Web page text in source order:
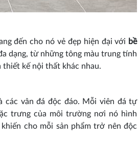
đến cho nó vẻ đẹp hiện đại với bề
dạng, từ những tông màu trung tính
thiết kế nội thất khác nhau.
các vân đá độc đáo. Mỗi viên đá tự
trưng của môi trường nơi nó hình
cho mỗi sản phẩm trở nên độc